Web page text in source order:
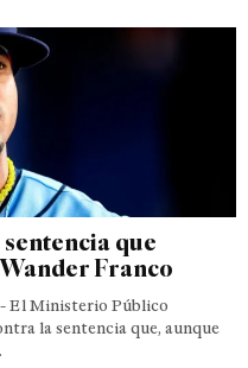
que
Franco
El Ministerio Público
la sentencia que, aunque